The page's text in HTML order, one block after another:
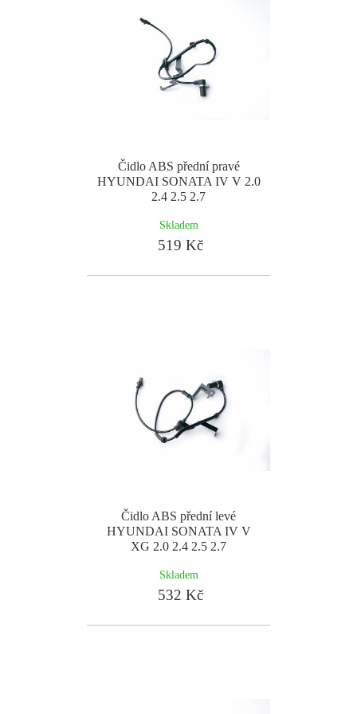
Čidlo ABS přední pravé
HYUNDAI SONATA IV V 2.0
2.4 2.5 2.7
Skladem
519 Kč
Čidlo ABS přední levé
HYUNDAI SONATA IV V
XG 2.0 2.4 2.5 2.7
Skladem
532 Kč